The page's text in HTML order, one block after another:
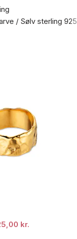
/ Sølv sterling 925
kr.